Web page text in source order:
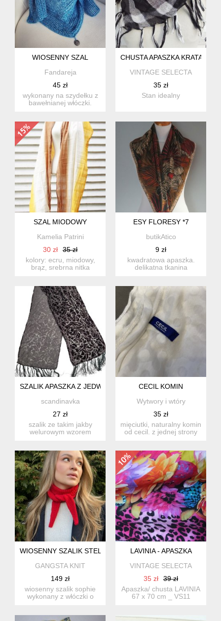
WIOSENNY SZAL
Fandareja
45 zł
wykonany na szydełku z
bawełnianej włóczki.
CHUSTA APASZKA KRATA
VINTAGE SELECTA
35 zł
Stan idealny
SZAL MIODOWY
Kamelia Patrini
30 zł
35 zł
kolory: ecru, miodowy,
brąz, srebrna nitka
ESY FLORESY *7
butikAtico
9 zł
kwadratowa apaszka.
delikatna tkanina
SZALIK APASZKA Z JEDWABIEM
scandinavka
27 zł
szalik ze takim jakby
welurowym wzorem
CECIL KOMIN
Wytwory i wtóry
35 zł
mięciutki, naturalny komin
od cecil. z jednej strony
WIOSENNY SZALIK STELLA WEŁNA ALPAKA
GANGSTA KNIT
149 zł
wiosenny szalik sophie
wykonany z włóczki o
LAVINIA - APASZKA
VINTAGE SELECTA
35 zł
39 zł
Apaszka/ chusta LAVINIA
67 x 70 cm _ VS11